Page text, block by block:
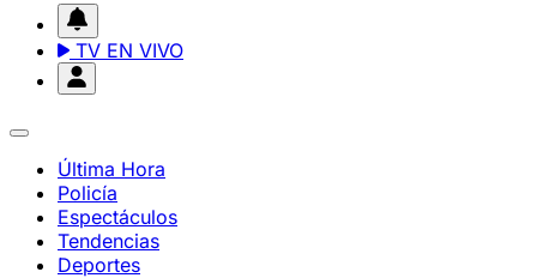
TV EN VIVO
Última Hora
Policía
Espectáculos
Tendencias
Deportes